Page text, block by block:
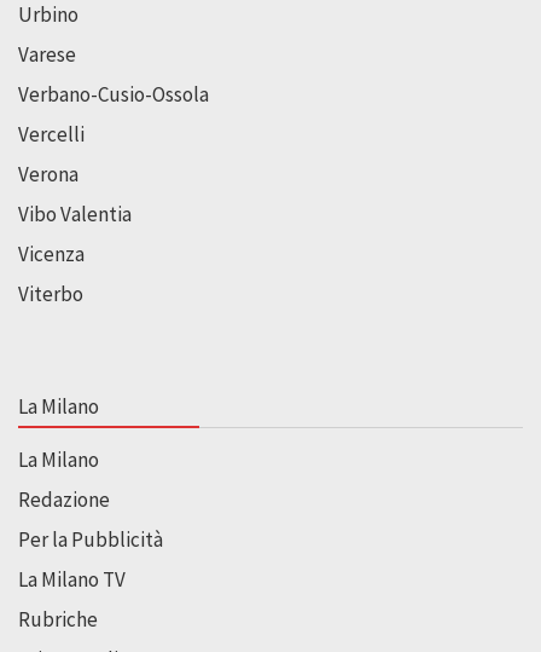
Urbino
Varese
Verbano-Cusio-Ossola
Vercelli
Verona
Vibo Valentia
Vicenza
Viterbo
La Milano
La Milano
Redazione
Per la Pubblicità
La Milano TV
Rubriche